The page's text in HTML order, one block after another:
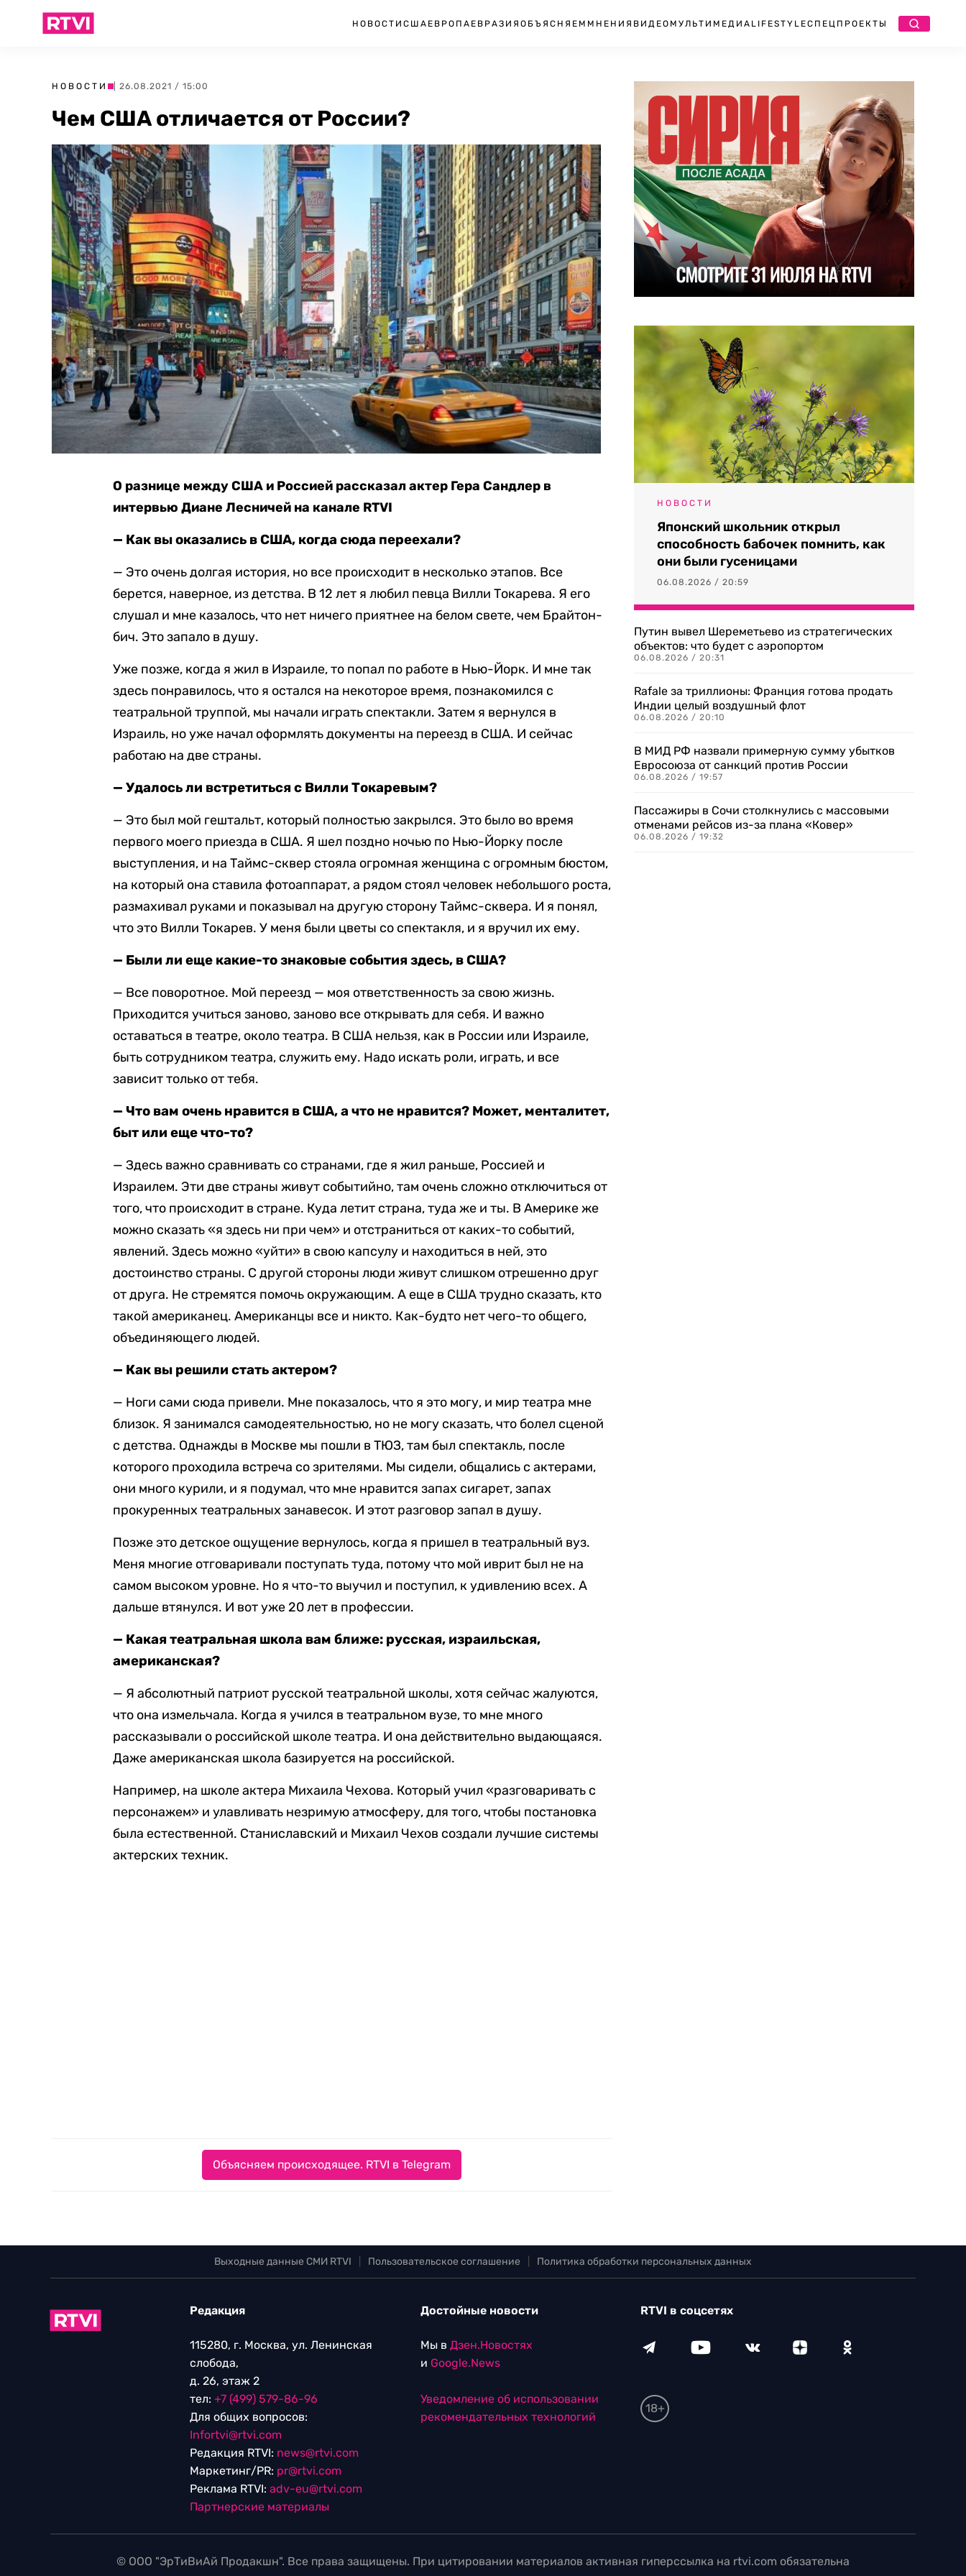
НОВОСТИ США ЕВРОПА ЕВРАЗИЯ ОБЪЯСНЯЕМ МНЕНИЯ ВИДЕО МУЛЬТИМЕДИА LIFESTYLEСПЕЦПРОЕКТЫ
НОВОСТИ | 26.08.2021 / 15:00
Чем США отличается от России?
О разнице между США и Россией рассказал актер Гера Сандлер в
интервью Диане Лесничей на канале RTVI
— Как вы оказались в США, когда сюда переехали?
— Это очень долгая история, но все происходит в несколько этапов. Все
берется, наверное, из детства. В 12 лет я любил певца Вилли Токарева. Я его
слушал и мне казалось, что нет ничего приятнее на белом свете, чем Брайтон-
бич. Это запало в душу.
Уже позже, когда я жил в Израиле, то попал по работе в Нью-Йорк. И мне так
здесь понравилось, что я остался на некоторое время, познакомился с
театральной труппой, мы начали играть спектакли. Затем я вернулся в
Израиль, но уже начал оформлять документы на переезд в США. И сейчас
работаю на две страны.
— Удалось ли встретиться с Вилли Токаревым?
— Это был мой гештальт, который полностью закрылся. Это было во время
первого моего приезда в США. Я шел поздно ночью по Нью-Йорку после
выступления, и на Таймс-сквер стояла огромная женщина с огромным бюстом,
на который она ставила фотоаппарат, а рядом стоял человек небольшого роста,
размахивал руками и показывал на другую сторону Таймс-сквера. И я понял,
что это Вилли Токарев. У меня были цветы со спектакля, и я вручил их ему.
— Были ли еще какие-то знаковые события здесь, в США?
— Все поворотное. Мой переезд — моя ответственность за свою жизнь.
Приходится учиться заново, заново все открывать для себя. И важно
оставаться в театре, около театра. В США нельзя, как в России или Израиле,
быть сотрудником театра, служить ему. Надо искать роли, играть, и все
зависит только от тебя.
— Что вам очень нравится в США, а что не нравится? Может, менталитет,
быт или еще что-то?
— Здесь важно сравнивать со странами, где я жил раньше, Россией и
Израилем. Эти две страны живут событийно, там очень сложно отключиться от
того, что происходит в стране. Куда летит страна, туда же и ты. В Америке же
можно сказать «я здесь ни при чем» и отстраниться от каких-то событий,
явлений. Здесь можно «уйти» в свою капсулу и находиться в ней, это
достоинство страны. С другой стороны люди живут слишком отрешенно друг
от друга. Не стремятся помочь окружающим. А еще в США трудно сказать, кто
такой американец. Американцы все и никто. Как-будто нет чего-то общего,
объединяющего людей.
— Как вы решили стать актером?
— Ноги сами сюда привели. Мне показалось, что я это могу, и мир театра мне
близок. Я занимался самодеятельностью, но не могу сказать, что болел сценой
с детства. Однажды в Москве мы пошли в ТЮЗ, там был спектакль, после
которого проходила встреча со зрителями. Мы сидели, общались с актерами,
они много курили, и я подумал, что мне нравится запах сигарет, запах
прокуренных театральных занавесок. И этот разговор запал в душу.
Позже это детское ощущение вернулось, когда я пришел в театральный вуз.
Меня многие отговаривали поступать туда, потому что мой иврит был не на
самом высоком уровне. Но я что-то выучил и поступил, к удивлению всех. А
дальше втянулся. И вот уже 20 лет в профессии.
— Какая театральная школа вам ближе: русская, израильская,
американская?
— Я абсолютный патриот русской театральной школы, хотя сейчас жалуются,
что она измельчала. Когда я учился в театральном вузе, то мне много
рассказывали о российской школе театра. И она действительно выдающаяся.
Даже американская школа базируется на российской.
Например, на школе актера Михаила Чехова. Который учил «разговаривать с
персонажем» и улавливать незримую атмосферу, для того, чтобы постановка
была естественной. Станиславский и Михаил Чехов создали лучшие системы
актерских техник.
Объясняем происходящее. RTVI в Telegram
НОВОСТИ
Японский школьник открыл
способность бабочек помнить, как
они были гусеницами
06.08.2026 / 20:59
Путин вывел Шереметьево из стратегических
объектов: что будет с аэропортом
06.08.2026 / 20:31
Rafale за триллионы: Франция готова продать
Индии целый воздушный флот
06.08.2026 / 20:10
В МИД РФ назвали примерную сумму убытков
Евросоюза от санкций против России
06.08.2026 / 19:57
Пассажиры в Сочи столкнулись с массовыми
отменами рейсов из-за плана «Ковер»
06.08.2026 / 19:32
Выходные данные СМИ RTVI Пользовательское соглашение Политика обработки персональных данных
Редакция
115280, г. Москва, ул. Ленинская
слобода,
д. 26, этаж 2
тел: +7 (499) 579-86-96
Для общих вопросов:
Infortvi@rtvi.com
Редакция RTVI: news@rtvi.com
Маркетинг/PR: pr@rtvi.com
Реклама RTVI: adv-eu@rtvi.com
Партнерские материалы
Достойные новости
Мы в Дзен.Новостях
и Google.News
Уведомление об использовании
рекомендательных технологий
RTVI в соцсетях
18+
© ООО "ЭрТиВиАй Продакшн". Все права защищены. При цитировании материалов активная гиперссылка на rtvi.com обязательна